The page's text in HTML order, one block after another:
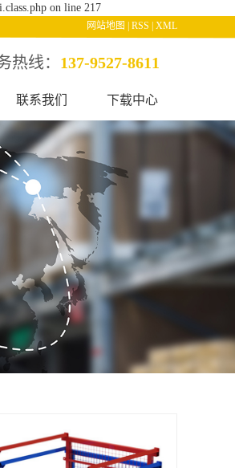
on line 217
网站地图 RSS XML
热线： 137-9527-8611
联系我们 下载中心